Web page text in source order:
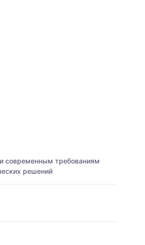
современным требованиям
решений